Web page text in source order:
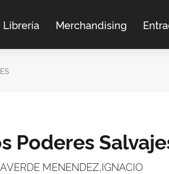
Librería Merchandising
Poderes
MENENDEZ,IGNACIO